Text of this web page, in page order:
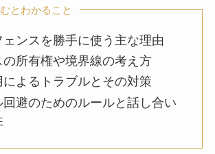
とわかること
ェンスを勝手に使う主な理由
の所有権や境界線の考え方
によるトラブルとその対策
回避のためのルールと話し合い